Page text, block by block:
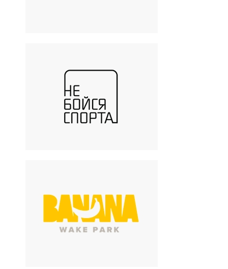
«Небойсяспорта»
Футбольный клуб
Banana Wake Park
Вейкбординг